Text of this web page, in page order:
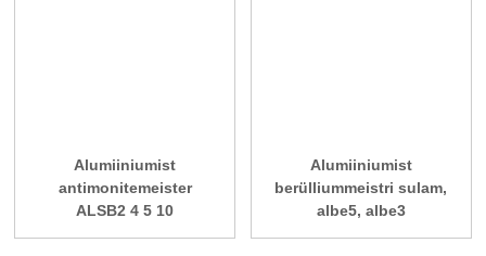
Alumiiniumist
antimonitemeister
ALSB2 4 5 10
Alumiiniumist
berülliummeistri sulam,
albe5, albe3